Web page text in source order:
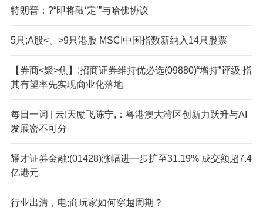
特朗普：?“即将敲‘定’”与哈佛协议
5只;A股<、>9只港股 MSCI中国指数新纳入14只股票
【券商<聚>焦】:招商证券维持优必选(09880)“增持”评级 指
其有望率先实现商业化落地
每日一词 | 云!天励飞陈宁,：粤港澳大湾区创新力跃升与AI
发展密不可分
耀才证券金融:(01428)涨幅进一步扩至31.19% 成交额超7.4
亿港元
行业出清，电;商玩家如何穿越周期？